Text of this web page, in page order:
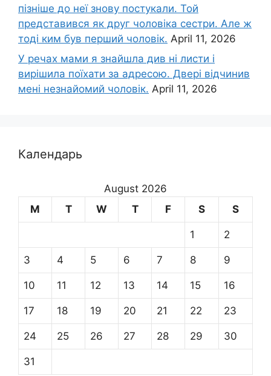
пізніше до неї знову постукали. Той
представився як друг чоловіка сестри. Але ж
тоді ким був перший чоловік. April 11, 2026
У речах мами я знайшла див ні листи і
вирішила поїхати за адресою. Двері відчинив
мені незнайомий чоловік. April 11, 2026
Календарь
August 2026
M
T W T F S S
1 2
3 4 5 6 7 8 9
10 11 12 13 14 15 16
17 18 19 20 21 22 23
24 25 26 27 28 29 30
31